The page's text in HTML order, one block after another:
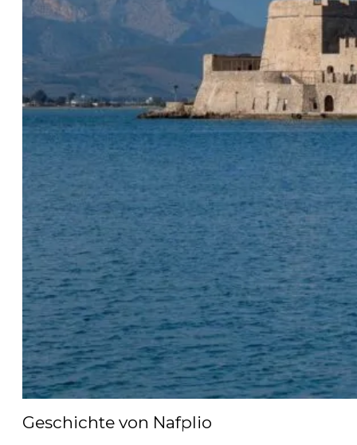
Geschichte von Nafplio